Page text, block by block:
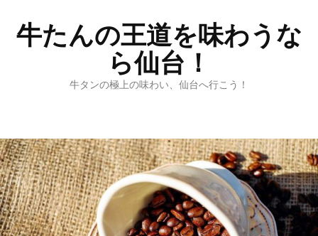
牛たんの王道を味わうな
ら仙台！
牛タンの極上の味わい、仙台へ行こう！